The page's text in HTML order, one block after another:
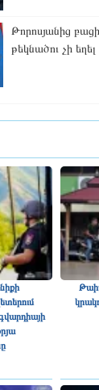
Թորոսյանից
թեկնածու չի եղել